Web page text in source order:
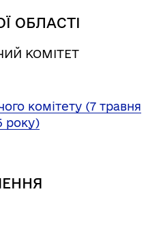
ОБЛАСТІ
КОМІТЕТ
комітету (7 травня
року)